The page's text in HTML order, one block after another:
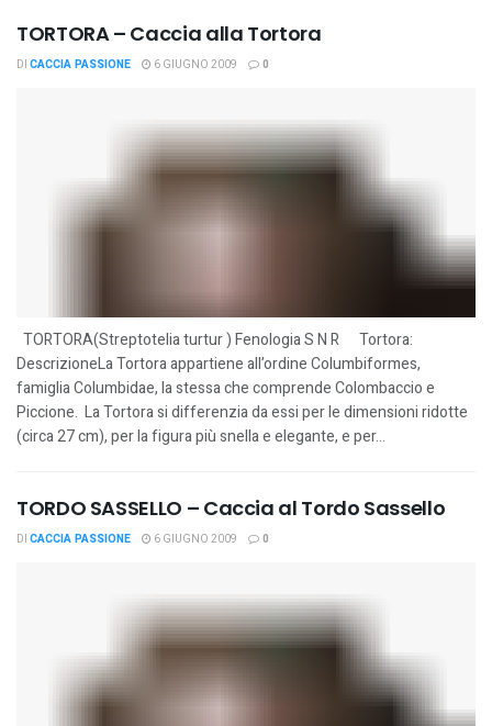
TORTORA – Caccia alla Tortora
DI CACCIA PASSIONE 6 GIUGNO 2009 0
TORTORA(Streptotelia turtur ) Fenologia S N R Tortora:
DescrizioneLa Tortora appartiene all’ordine Columbiformes,
famiglia Columbidae, la stessa che comprende Colombaccio e
Piccione. La Tortora si differenzia da essi per le dimensioni ridotte
(circa 27 cm), per la figura più snella e elegante, e per...
TORDO SASSELLO – Caccia al Tordo Sassello
DI CACCIA PASSIONE 6 GIUGNO 2009 0